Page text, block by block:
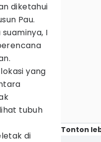
diketahui
Pau.
I
yang
tubuh
di
Tonton